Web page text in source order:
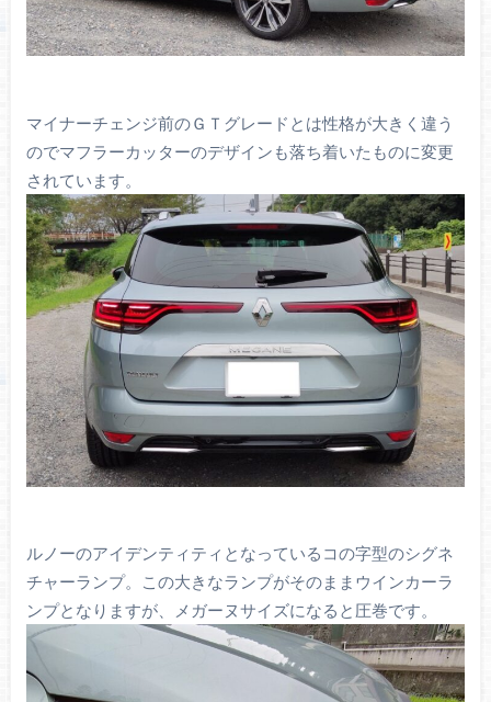
マイナーチェンジ前のＧＴグレードとは性格が大きく違う
のでマフラーカッターのデザインも落ち着いたものに変更
されています。
ルノーのアイデンティティとなっているコの字型のシグネ
チャーランプ。この大きなランプがそのままウインカーラ
ンプとなりますが、メガーヌサイズになると圧巻です。